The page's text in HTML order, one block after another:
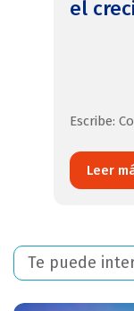
el
Escribe:
Leer
Te puede